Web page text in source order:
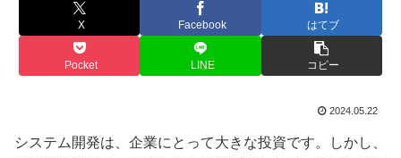
X Facebook はてブ
Pocket LINE コピー
2024.05.22
システム開発は、企業にとって大きな投資です。しかし、